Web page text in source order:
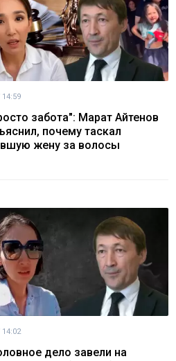
14:59
забота": Марат Айтенов
почему таскал
жену за волосы
14:02
дело завели на